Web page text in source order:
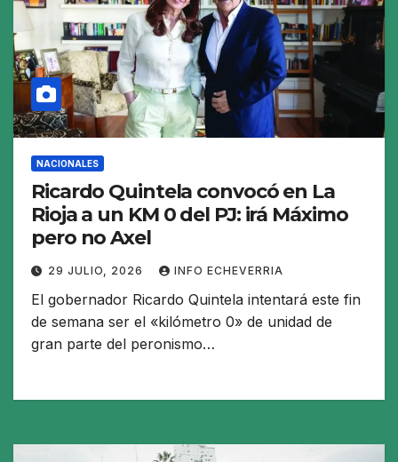
NACIONALES
Ricardo Quintela convocó en La
Rioja a un KM 0 del PJ: irá Máximo
pero no Axel
29 JULIO, 2026 INFO ECHEVERRIA
El gobernador Ricardo Quintela intentará este fin
de semana ser el «kilómetro 0» de unidad de
gran parte del peronismo…